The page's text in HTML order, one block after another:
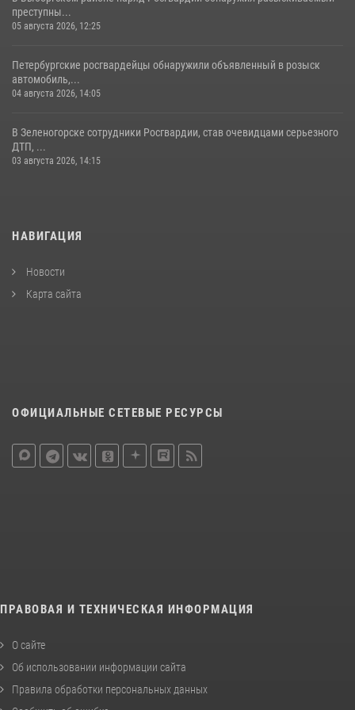
преступны...
05 августа 2026, 12:25
Петербургские росгвардейцы обнаружили объявленный в розыск
автомобиль,...
04 августа 2026, 14:05
В Зеленогорске сотрудники Росгвардии, став очевидцами серьезного
ДТП, ...
03 августа 2026, 14:15
НАВИГАЦИЯ
Новости
Карта сайта
ОФИЦИАЛЬНЫЕ СЕТЕВЫЕ РЕСУРСЫ
ПРАВОВАЯ И ТЕХНИЧЕСКАЯ ИНФОРМАЦИЯ
О сайте
Об использовании информации сайта
Правила обработки персональных данных